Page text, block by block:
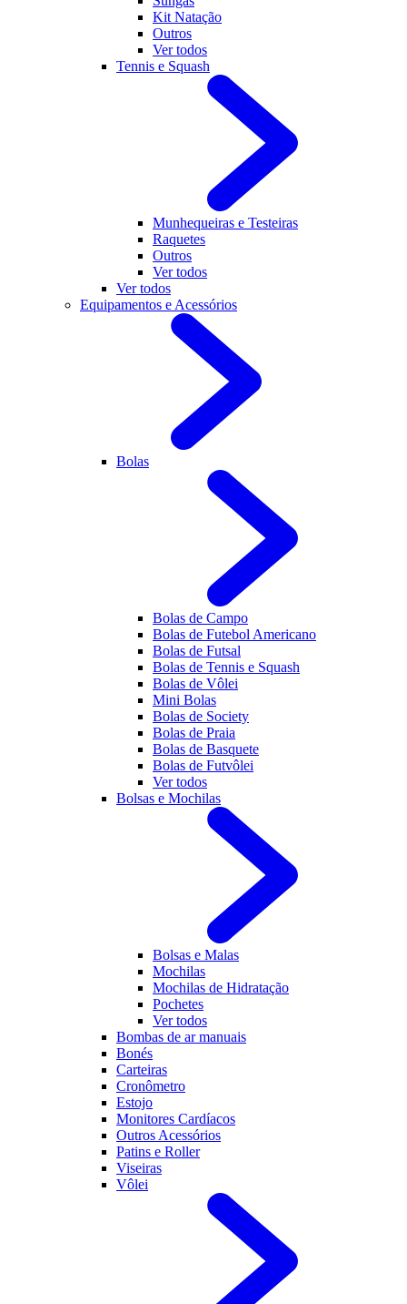
Kit Natação
Outros
Ver todos
Tennis e Squash
Munhequeiras e Testeiras
Raquetes
Outros
Ver todos
Ver todos
Equipamentos e Acessórios
Bolas
Bolas de Campo
Bolas de Futebol Americano
Bolas de Futsal
Bolas de Tennis e Squash
Bolas de Vôlei
Mini Bolas
Bolas de Society
Bolas de Praia
Bolas de Basquete
Bolas de Futvôlei
Ver todos
Bolsas e Mochilas
Bolsas e Malas
Mochilas
Mochilas de Hidratação
Pochetes
Ver todos
Bombas de ar manuais
Bonés
Carteiras
Cronômetro
Estojo
Monitores Cardíacos
Outros Acessórios
Patins e Roller
Viseiras
Vôlei